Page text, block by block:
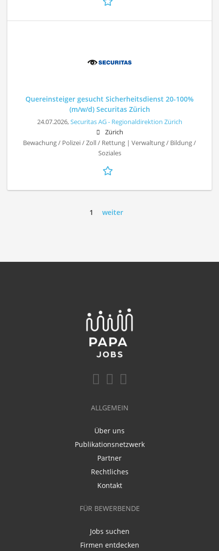
Quereinsteiger gesucht Sicherheitsdienst 20-100%
(m/w/d) Securitas Zürich
24.07.2026,Securitas AG - Regionaldirektion Zürich
Zürich
Bewachung / Polizei / Zoll / Rettung | Verwaltung / Bildung /
Soziales
1 weiter
ALLGEMEIN
Über uns
Publikationsnetzwerk
Partner
Rechtliches
Kontakt
FÜR BEWERBENDE
Jobs suchen
Firmen entdecken